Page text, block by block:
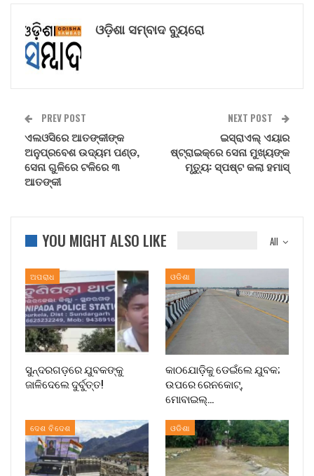
ଓଡ଼ିଶା ସମ୍ବାଦ ବ୍ୟୁରୋ
PREV POST
ଏଲଓସିରେ ଆତଙ୍କୀଙ୍କ
ଅନୁପ୍ରବେଶ ଉଦ୍ୟମ ପଣ୍ଡ,
ସେନା ଗୁଳିରେ ଟଳିରେ ୩
ଆତଙ୍କୀ
NEXT POST
ଇସ୍ରାଏଲ୍ ଏୟାର
ଷ୍ଟ୍ରାଇକ୍‌ରେ ସେନା ମୁଖ୍ୟଙ୍କ
ମୃତ୍ୟୁ: ସ୍ପଷ୍ଟ କଲା ହମାସ୍
All
YOU MIGHT ALSO LIKE
ଅପରାଧ
ସୁନ୍ଦରଗଡ଼ରେ ଯୁବକଙ୍କୁ
ଜାଳିଦେଲେ ଦୁର୍ବୁତ୍ତ!
ଓଡିଶା
କାଠଯୋଡ଼ିକୁ ଡେଇଁଲେ ଯୁବକ;
ଉପରେ ରେନକୋଟ୍,
ମୋବାଇଲ୍…
ଦେଶ ବିଦେଶ ଓଡିଶା